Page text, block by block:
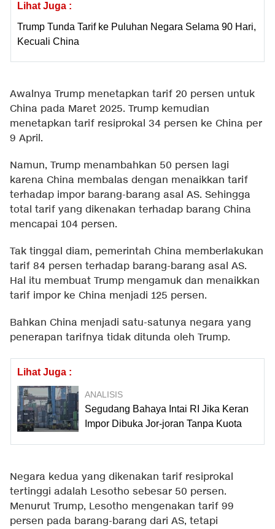
Lihat Juga :
Trump Tunda Tarif ke Puluhan Negara Selama 90 Hari,
Kecuali China
Awalnya Trump menetapkan tarif 20 persen untuk
China pada Maret 2025. Trump kemudian
menetapkan tarif resiprokal 34 persen ke China per
9 April.
Namun, Trump menambahkan 50 persen lagi
karena China membalas dengan menaikkan tarif
terhadap impor barang-barang asal AS. Sehingga
total tarif yang dikenakan terhadap barang China
mencapai 104 persen.
Tak tinggal diam, pemerintah China memberlakukan
tarif 84 persen terhadap barang-barang asal AS.
Hal itu membuat Trump mengamuk dan menaikkan
tarif impor ke China menjadi 125 persen.
Bahkan China menjadi satu-satunya negara yang
penerapan tarifnya tidak ditunda oleh Trump.
Lihat Juga :
ANALISIS
Segudang Bahaya Intai RI Jika Keran
Impor Dibuka Jor-joran Tanpa Kuota
Negara kedua yang dikenakan tarif resiprokal
tertinggi adalah Lesotho sebesar 50 persen.
Menurut Trump, Lesotho mengenakan tarif 99
persen pada barang-barang dari AS, tetapi